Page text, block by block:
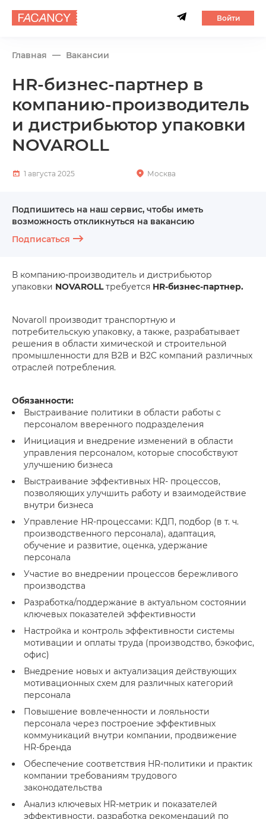
Войти
Главная Вакансии
HR-бизнес-партнер в
компанию-производитель
и дистрибьютор упаковки
NOVAROLL
1 августа 2025 Москва
Подпишитесь на наш сервис, чтобы иметь
возможность откликнуться на вакансию
Подписаться
В компанию-производитель и дистрибьютор
упаковки NOVAROLLтребуется HR-бизнес-партнер.
Novaroll производит транспортную и
потребительскую упаковку, а также, разрабатывает
решения в области химической и строительной
промышленности для B2B и B2C компаний различных
отраслей потребления.
Обязанности:
Выстраивание политики в области работы с
персоналом вверенного подразделения
Инициация и внедрение изменений в области
управления персоналом, которые способствуют
улучшению бизнеса
Выстраивание эффективных HR- процессов,
позволяющих улучшить работу и взаимодействие
внутри бизнеса
Управление HR-процессами: КДП, подбор (в т. ч.
производственного персонала), адаптация,
обучение и развитие, оценка, удержание
персонала
Участие во внедрении процессов бережливого
производства
Разработка/поддержание в актуальном состоянии
ключевых показателей эффективности
Настройка и контроль эффективности системы
мотивации и оплаты труда (производство, бэкофис,
офис)
Внедрение новых и актуализация действующих
мотивационных схем для различных категорий
персонала
Повышение вовлеченности и лояльности
персонала через построение эффективных
коммуникаций внутри компании, продвижение
HR-бренда
Обеспечение соответствия HR-политики и практик
компании требованиям трудового
законодательства
Анализ ключевых HR-метрик и показателей
эффективности, разработка рекомендаций по